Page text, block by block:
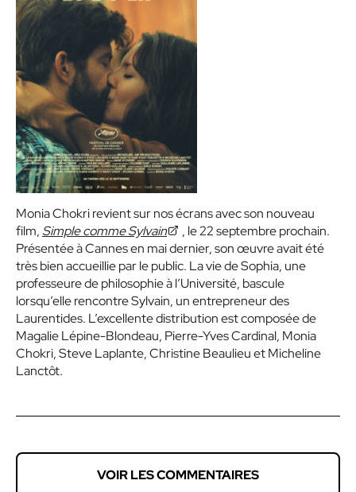
Monia Chokri revient sur nos écrans avec son nouveau
film, Simple comme Sylvain
, le 22 septembre prochain.
Présentée à Cannes en mai dernier, son œuvre avait été
très bien accueillie par le public. La vie de Sophia, une
professeure de philosophie à l’Université, bascule
lorsqu’elle rencontre Sylvain, un entrepreneur des
Laurentides. L’excellente distribution est composée de
Magalie Lépine-Blondeau, Pierre-Yves Cardinal, Monia
Chokri, Steve Laplante, Christine Beaulieu et Micheline
Lanctôt.
VOIR LES COMMENTAIRES